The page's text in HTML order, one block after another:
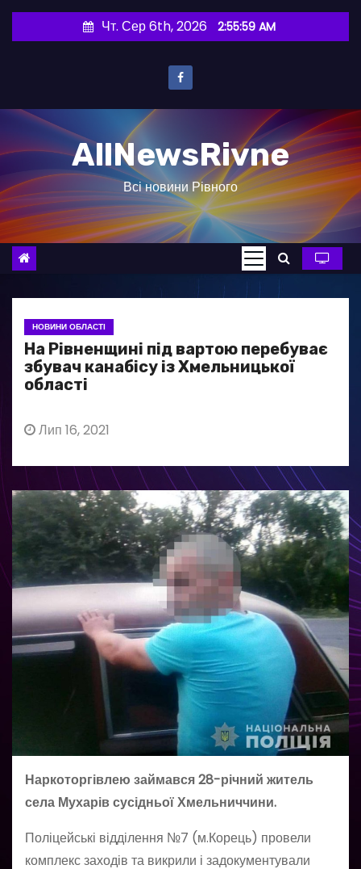
и
о
в
Чт. Сер 6th, 2026 2:56:00 AM
AllNewsRivne
Всі новини Рівного
НОВИНИ ОБЛАСТІ
На Рівненщині під вартою перебуває
збувач канабісу із Хмельницької
області
Лип 16, 2021
Наркоторгівлею займався 28-річний житель
села Мухарів сусідньої Хмельниччини.
Поліцейські відділення №7 (м.Корець) провели
комплекс заходів та викрили і задокументували